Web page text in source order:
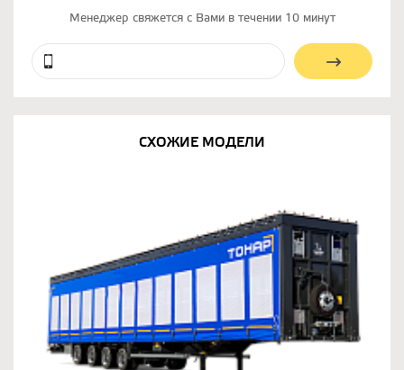
Менеджер свяжется с Вами в течении 10 минут
СХОЖИЕ МОДЕЛИ